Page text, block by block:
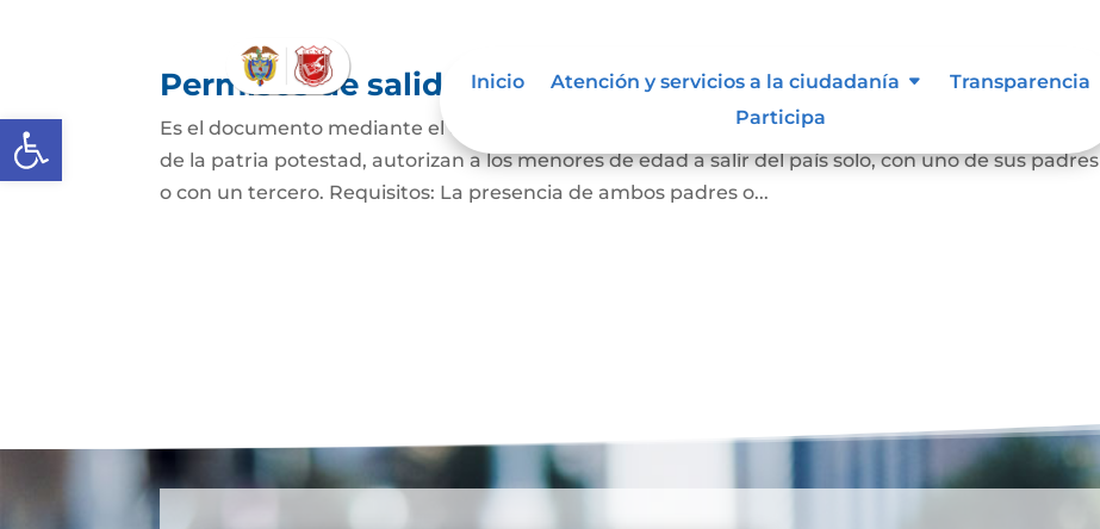
Abrir barra de herramientas
Inicio Atención y servicios a la ciudadanía
Transparencia
Participa
Permisos de salida de país temporal
Es el documento mediante el cual los padres o el representante legal o quienes sean los titulares
de la patria potestad, autorizan a los menores de edad a salir del país solo, con uno de sus padres
o con un tercero. Requisitos: La presencia de ambos padres o...